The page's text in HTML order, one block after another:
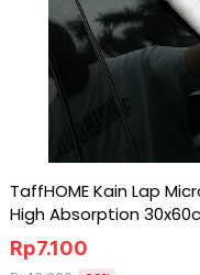
TaffHOME Kain Lap
High Absorption
Rp7.100